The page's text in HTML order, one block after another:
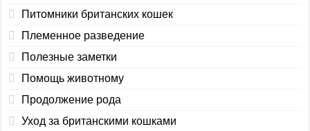
Питомники британских кошек
Племенное разведение
Полезные заметки
Помощь животному
Продолжение рода
Уход за британскими кошками